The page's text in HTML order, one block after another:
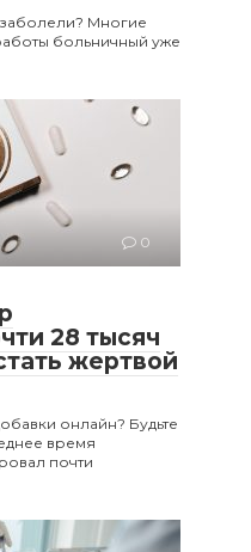
Многие
больничный уже
0
28 тысяч
жертвой
онлайн? Будьте
время
почти